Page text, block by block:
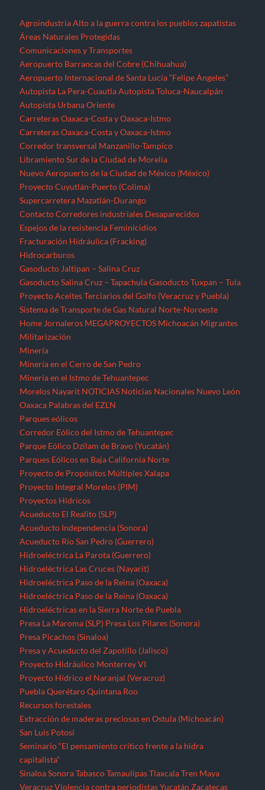
Nuevo Aeropuerto de la Ciudad de México (México)
Proyecto Cuyutlán-Puerto (Colima)
Supercarretera Mazatlán-Durango
ContactoCorredores industrialesDesaparecidos
Espejos de la resistenciaFeminicidios
Fracturación Hidráulica (Fracking)
Hidrocarburos
Gasoducto Jaltipan – Salina Cruz
Gasoducto Salina Cruz – TapachulaGasoducto Tuxpan – Tula
Proyecto Aceites Terciarios del Golfo (Veracruz y Puebla)
Sistema de Transporte de Gas Natural Norte-Noroeste
Home JornalerosMEGAPROYECTOSMichoacánMigrantes
Militarización
Minería
Minería en el Cerro de San Pedro
Minería en el Istmo de Tehuantepec
MorelosNayaritNOTICIASNoticias Nacionales
OaxacaPalabras del EZLN
Parques eólicos
Corredor Eólico del Istmo de Tehuantepec
Parque Eólico Dzilam de Bravo (Yucatán)
Parques Eólicos en Baja California Norte
Proyecto de Propósitos Múltiples Xalapa
Proyecto Integral Morelos (PIM)
Proyectos Hídricos
Acueducto El Realito (SLP)
Acueducto Independencia (Sonora)
Acueducto Río San Pedro (Guerrero)
Hidroeléctrica La Parota (Guerrero)
Hidroeléctrica Las Cruces (Nayarit)
Hidroeléctrica Paso de la Reina (Oaxaca)
Hidroeléctrica Paso de la Reina (Oaxaca)
Hidroeléctricas en la Sierra Norte de Puebla
Presa La Maroma (SLP) Presa Los Pilares (Sonora)
Presa Picachos (Sinaloa)
Presa y Acueducto del Zapotillo (Jalisco)
Proyecto Hidráulico Monterrey VI
Proyecto Hídrico el Naranjal (Veracruz)
Puebla QuerétaroQuintana Roo
Recursos forestales
Extracción de maderas preciosas en Ostula (Michoacán)
San Luis Potosí
Seminario “El pensamiento crítico frente a la hidra
capitalista”
Sinaloa SonoraTabasco Tamaulipas TlaxcalaTren Maya
VeracruzViolencia contra periodistas
Zonas de Desarrollo Económico y Social (ZODES) Ciudad de
México
Zonas Económicas Especiales
¿Qué es un megaproyecto?
Corredor transístimico
Funciona gracias a WordPress
Freesia.